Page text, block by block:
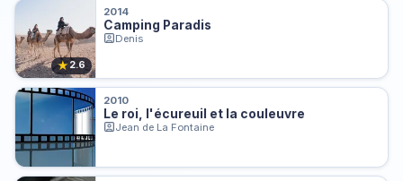
★2.6
2014
Camping Paradis
Denis
2010
Le roi, l'écureuil et la couleuvre
Jean de La Fontaine